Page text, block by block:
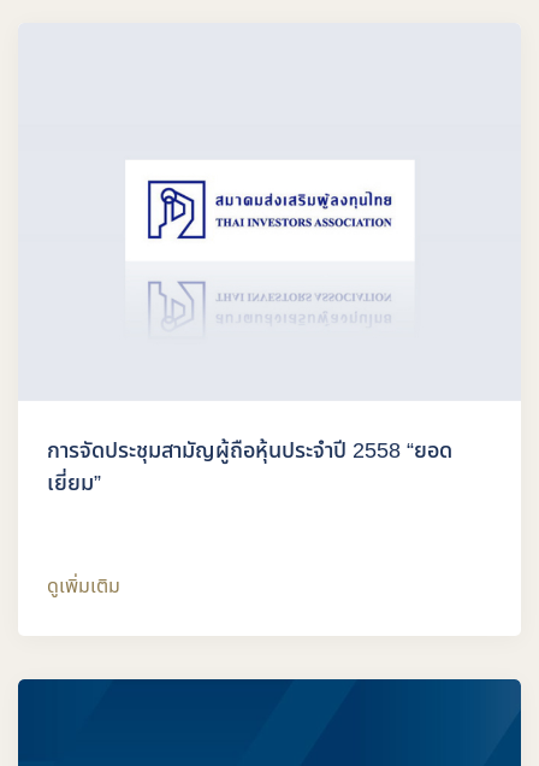
การจัดประชุมสามัญผู้ถือหุ้นประจำปี 2558 “ยอด
เยี่ยม”
ดูเพิ่มเติม